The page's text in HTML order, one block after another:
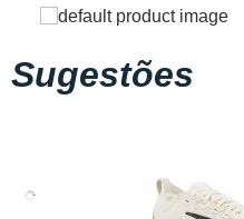
Sugestões